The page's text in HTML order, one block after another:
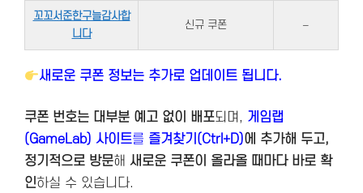
꼬꼬서준한구늘감사합
니다
신규 쿠폰 –
새로운 쿠폰 정보는 추가로 업데이트 됩니다.
쿠폰 번호는 대부분 예고 없이 배포되며, 게임랩
(GameLab) 사이트를 즐겨찾기(Ctrl+D)에 추가해 두고,
정기적으로 방문해 새로운 쿠폰이 올라올 때마다 바로 확
인하실 수 있습니다.